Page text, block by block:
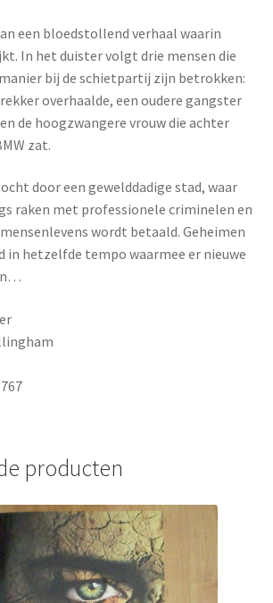
een bloedstollend verhaal waarin
In het duister volgt drie mensen die
bij de schietpartij zijn betrokken:
overhaalde, een oudere gangster
de hoogzwangere vrouw die achter
zat.
door een gewelddadige stad, waar
raken met professionele criminelen en
wordt betaald. Geheimen
in hetzelfde tempo waarmee er nieuwe
producten